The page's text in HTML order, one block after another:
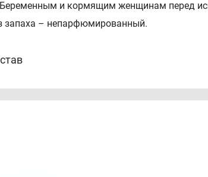
и кормящим женщинам перед
запаха – непарфюмированный.
Aluminum Chlorohydrate, Propane,